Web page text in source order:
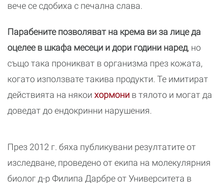
вече се сдобиха с печална слава.
Парабените позволяват на крема ви за лице да
оцелее в шкафа месеци и дори години наред, но
също така проникват в организма през кожата,
когато използвате такива продукти. Те имитират
действията на някои хормони в тялото и могат да
доведат до ендокринни нарушения.
През 2012 г. бяха публикувани резултатите от
изследване, проведено от екипа на молекулярния
биолог д-р Филипа Дарбре от Университета в